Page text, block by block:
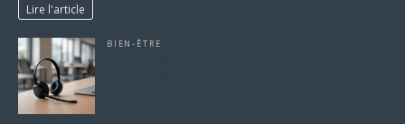
Lire l'article
BIEN-ÊTRE